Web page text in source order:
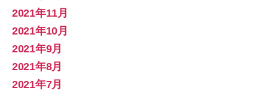
2021年11月
2021年10月
2021年9月
2021年8月
2021年7月